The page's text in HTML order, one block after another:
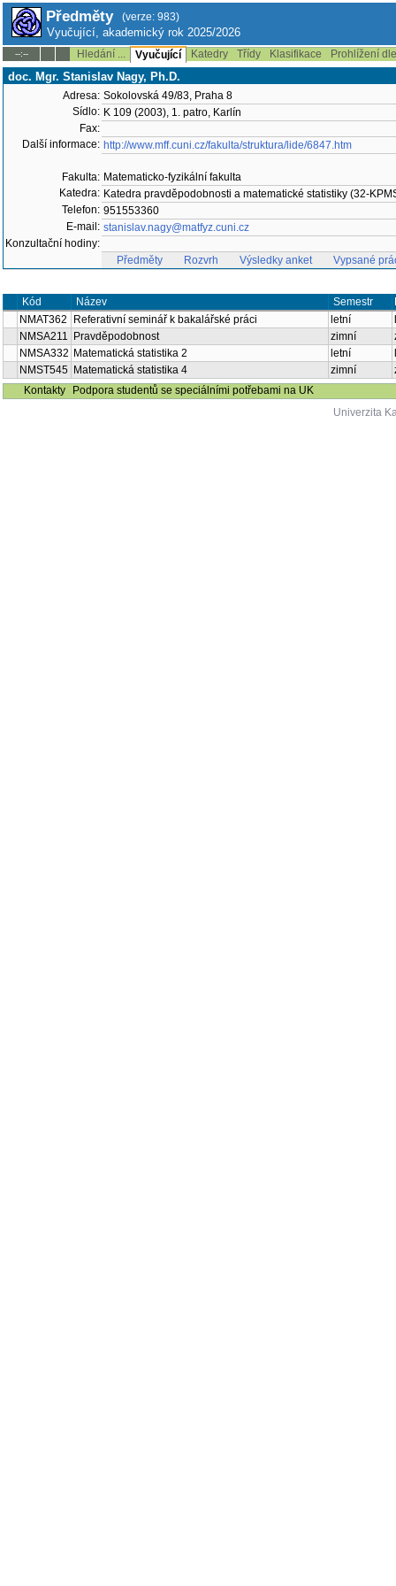
Předměty (verze: 983)
Vyučující, akademický rok 2025/2026
--:-- Hledání ... Vyučující Katedry Třídy Klasifikace Prohlížení
doc. Mgr. Stanislav Nagy, Ph.D.
Adresa: Sokolovská 49/83, Praha 8
Sídlo: K 109 (2003), 1. patro, Karlín
Fax:
Další informace: http://www.mff.cuni.cz/fakulta/struktura/lide/6847.htm
Fakulta: Matematicko-fyzikální fakulta
Katedra: Katedra pravděpodobnosti a matematické statistiky (32-
Telefon: 951553360
E-mail: stanislav.nagy@matfyz.cuni.cz
Konzultační hodiny:
Předměty
Rozvrh Výsledky anket Vypsané
Kód Název Semestr
NMAT362
Referativní seminář k bakalářské práci letní
NMSA211
Pravděpodobnost zimní
NMSA332 Matematická statistika 2 letní
NMST545 Matematická statistika 4 zimní
Kontakty
Podpora studentů se speciálními potřebami na UK
Univerzita